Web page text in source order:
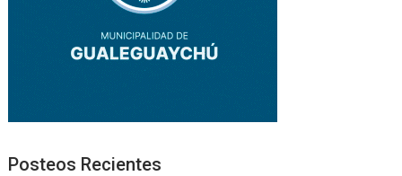
Posteos Recientes